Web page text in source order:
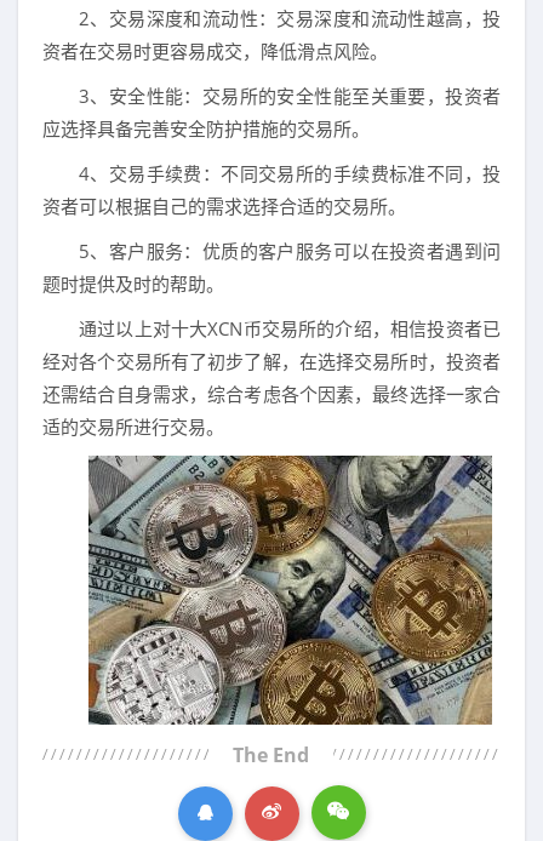
2、交易深度和流动性：交易深度和流动性越高，投
资者在交易时更容易成交，降低滑点风险。
3、安全性能：交易所的安全性能至关重要，投资者
应选择具备完善安全防护措施的交易所。
4、交易手续费：不同交易所的手续费标准不同，投
资者可以根据自己的需求选择合适的交易所。
5、客户服务：优质的客户服务可以在投资者遇到问
题时提供及时的帮助。
通过以上对十大XCN币交易所的介绍，相信投资者已
经对各个交易所有了初步了解，在选择交易所时，投资者
还需结合自身需求，综合考虑各个因素，最终选择一家合
适的交易所进行交易。
The End